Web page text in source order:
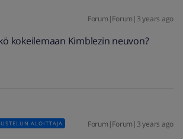
Forum|Forum|3 years ago
kokeilemaan Kimblezin neuvon?
ALOITTAJA Forum|Forum|3 years ago